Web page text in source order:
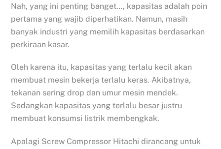
Nah, yang ini penting banget…, kapasitas adalah poin
pertama yang wajib diperhatikan. Namun, masih
banyak industri yang memilih kapasitas berdasarkan
perkiraan kasar.
Oleh karena itu, kapasitas yang terlalu kecil akan
membuat mesin bekerja terlalu keras. Akibatnya,
tekanan sering drop dan umur mesin mendek.
Sedangkan kapasitas yang terlalu besar justru
membuat konsumsi listrik membengkak.
Apalagi Screw Compressor Hitachi dirancang untuk